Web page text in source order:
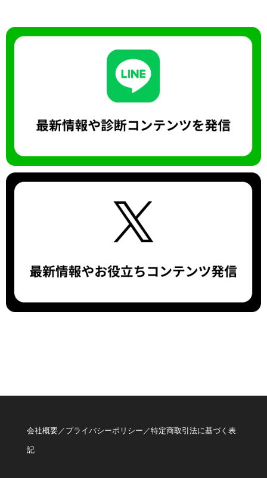
会社概要／ プライバシーポリシー ／特定商取引法に基づく表
記